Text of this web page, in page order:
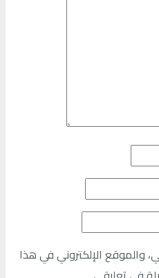
والموقع الإلكتروني في هذا